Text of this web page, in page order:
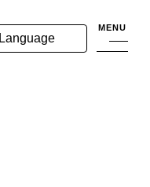
MENU
Language